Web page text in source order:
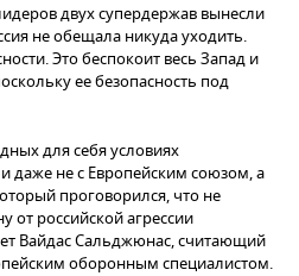
двух супердержав вынесли
не обещала никуда уходить.
Это беспокоит весь Запад и
ее безопасность под
для себя условиях
даже не с Европейским союзом, а
проговорился, что не
от российской агрессии
Вайдас Сальджюнас, считающий
оборонным специалистом.